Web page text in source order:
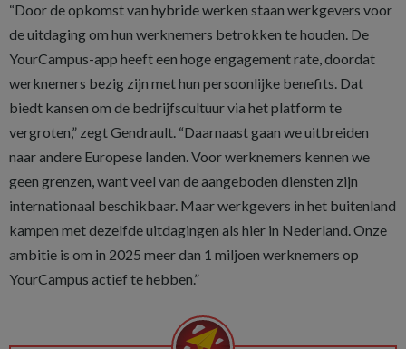
“Door de opkomst van hybride werken staan werkgevers voor
de uitdaging om hun werknemers betrokken te houden. De
YourCampus-app heeft een hoge engagement rate, doordat
werknemers bezig zijn met hun persoonlijke benefits. Dat
biedt kansen om de bedrijfscultuur via het platform te
vergroten,” zegt Gendrault. “Daarnaast gaan we uitbreiden
naar andere Europese landen. Voor werknemers kennen we
geen grenzen, want veel van de aangeboden diensten zijn
internationaal beschikbaar. Maar werkgevers in het buitenland
kampen met dezelfde uitdagingen als hier in Nederland. Onze
ambitie is om in 2025 meer dan 1 miljoen werknemers op
YourCampus actief te hebben.”